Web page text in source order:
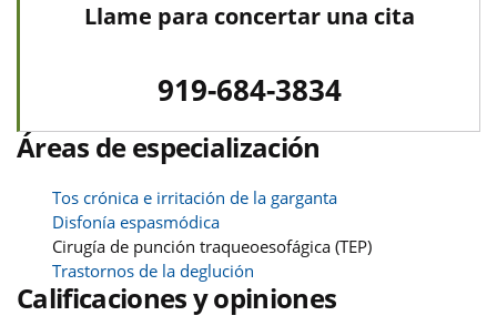
Llame para concertar una cita
919-684-3834
Áreas de especialización
Tos crónica e irritación de la garganta
Disfonía espasmódica
Cirugía de punción traqueoesofágica (TEP)
Trastornos de la deglución
Calificaciones y opiniones